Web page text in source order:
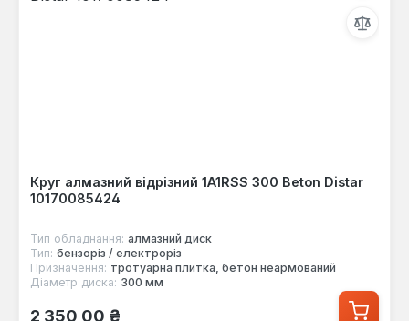
Круг алмазний відрізний 1A1RSS 300 Beton Distar
10170085424
Тип обладнання: алмазний диск
Тип: бензоріз / електроріз
Призначення: тротуарна плитка, бетон неармований
Діаметр диска: 300 мм
Звичайна ціна:
2 350,00 ₴